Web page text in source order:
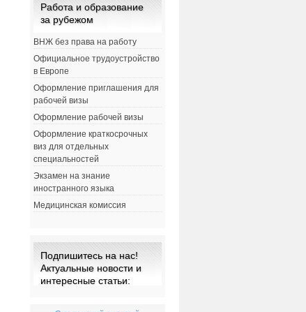
Работа и образование
за рубежом
ВНЖ без права на работу
Официальное трудоустройство
в Европе
Оформление приглашения для
рабочей визы
Оформление рабочей визы
Оформление краткосрочных
виз для отдельных
специальностей
Экзамен на знание
иностранного языка
Медицинская комиссия
Подпишитесь на нас!
Актуальные новости и
интересные статьи: